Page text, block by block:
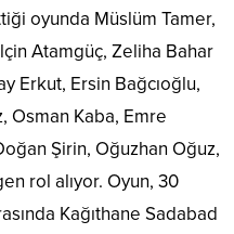
oyunda Müslüm Tamer,
Atamgüç, Zeliha Bahar
Erkut, Ersin Bağcıoğlu,
Osman Kaba, Emre
Şirin, Oğuzhan Oğuz,
rol alıyor. Oyun, 30
Kağıthane Sadabad